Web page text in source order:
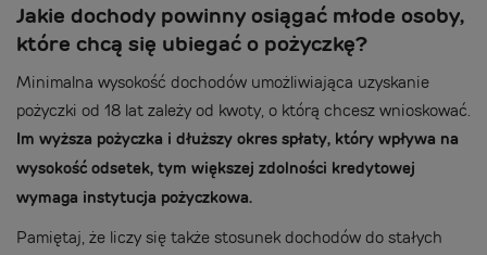
Jakie dochody powinny osiągać młode osoby,
które chcą się ubiegać o pożyczkę?
Minimalna wysokość dochodów umożliwiająca uzyskanie
pożyczki od 18 lat zależy od kwoty, o którą chcesz wnioskować.
Im wyższa pożyczka i dłuższy okres spłaty, który wpływa na
wysokość odsetek, tym większej zdolności kredytowej
wymaga instytucja pożyczkowa.
Pamiętaj, że liczy się także stosunek dochodów do stałych